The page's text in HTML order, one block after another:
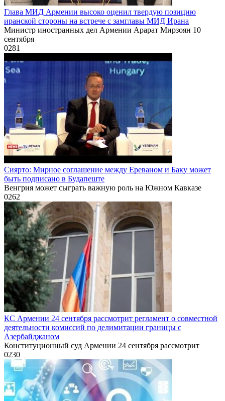
Глава МИД Армении высоко оценил твердую позицию
иранской стороны на встрече с замглавы МИД Ирана
Министр иностранных дел Армении Арарат Мирзоян 10
сентября
0281
Сиярто: Мирное соглашение между Ереваном и Баку может
быть подписано в Будапеште
Венгрия может сыграть важную роль на Южном Кавказе
0262
КС Армении 24 сентября рассмотрит регламент о совместной
деятельности комиссий по делимитации границы с
Азербайджаном
Конституционный суд Армении 24 сентября рассмотрит
0230